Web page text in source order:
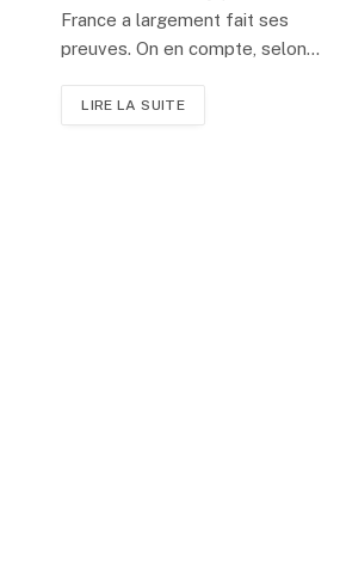
France a largement fait ses
preuves. On en compte, selon…
LIRE LA SUITE